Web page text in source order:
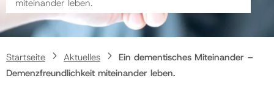
Gemeinde
Kontakt
miteinander leben.
Startseite Aktuelles
Ein dementisches Miteinander –
Demenzfreundlichkeit miteinander leben.